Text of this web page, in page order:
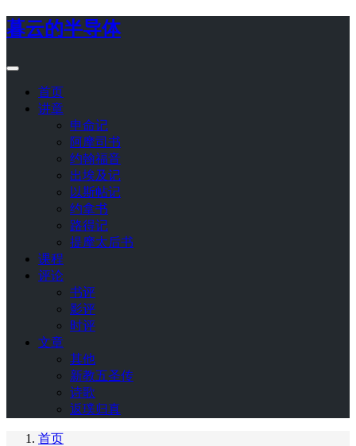
暮云的半导体
首页
讲章
申命记
阿摩司书
约翰福音
出埃及记
以斯帖记
约拿书
路得记
提摩太后书
课程
评论
书评
影评
时评
文章
其他
新教五圣传
诗歌
返璞归真
首页